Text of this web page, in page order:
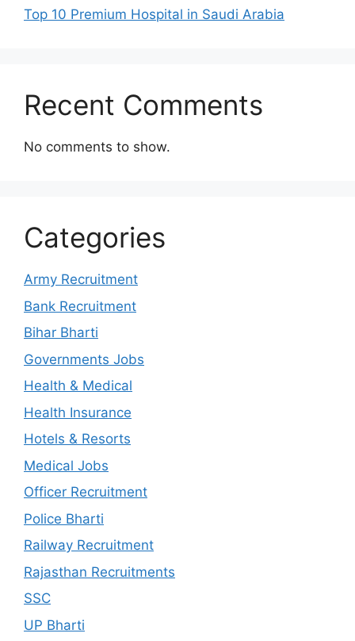
Top 10 Premium Hospital in Saudi Arabia
Recent Comments
No comments to show.
Categories
Army Recruitment
Bank Recruitment
Bihar Bharti
Governments Jobs
Health & Medical
Health Insurance
Hotels & Resorts
Medical Jobs
Officer Recruitment
Police Bharti
Railway Recruitment
Rajasthan Recruitments
SSC
UP Bharti